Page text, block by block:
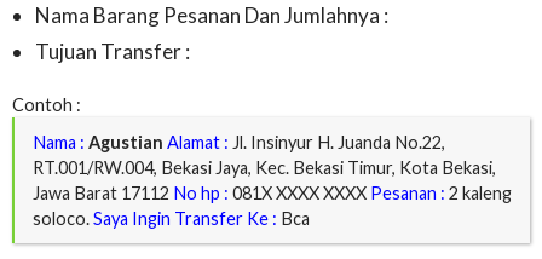
Nama Barang Pesanan Dan Jumlahnya :
Tujuan Transfer :
Contoh :
Nama : Agustian Alamat : Jl. Insinyur H. Juanda No.22,
RT.001/RW.004, Bekasi Jaya, Kec. Bekasi Timur, Kota Bekasi,
Jawa Barat 17112 No hp : 081X XXXX XXXX Pesanan : 2 kaleng
soloco.Saya Ingin Transfer Ke : Bca